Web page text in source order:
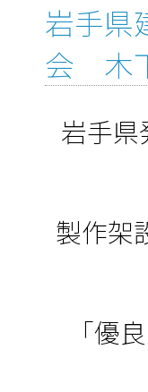
岩手県
会 木
岩手県
製作架
「優